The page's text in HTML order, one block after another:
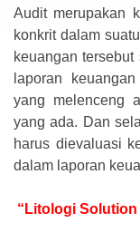
Audit merupakan
konkrit dalam
keuangan
laporan
yang melenceng
yang ada. Dan
harus dievaluasi
dalam laporan
“Litologi